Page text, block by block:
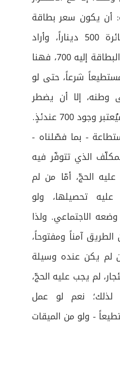
أن يكون سعر بطاقة
العودة إلى لبنان بالطائرة 500 ديناراً، وأراد
الرجوع إلى بلد آخر سعر البطاقة إليه 700، فهنا
500 اعتُبر مستطيعاً شرعاً، حتى لو
وطنه، إلا أن يضطر
700 عندئذٍ
.
- بما فصّلناه -
الذي تتوفّر فيه
الحجّ، أمّا من لم
تحصيلها، ولو
الاجتماعي. ولذا
آمناً ومفتوحاً،
لم يكن عنده وسيلة
لم يجب عليه الحجّ،
لذلك؛ نعم لو عمل
- ولو من الميقات